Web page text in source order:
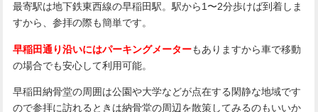
最寄駅は地下鉄東西線の早稲田駅。駅から1〜2分歩けば到着しま
すから、参拝の際も簡単です。
早稲田通り沿いにはパーキングメーターもありますから車で移動
の場合でも安心して利用可能。
早稲田納骨堂の周囲は公園や大学などが点在する閑静な地域です
ので参拝に訪れるときは納骨堂の周辺を散策してみるのもいいか